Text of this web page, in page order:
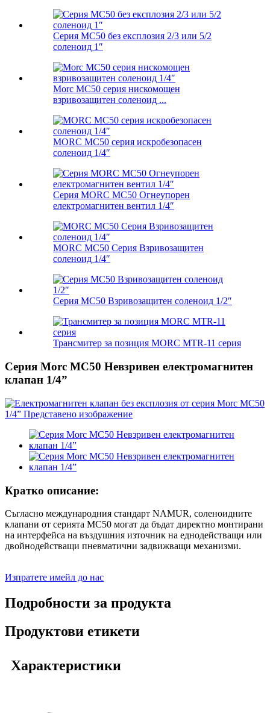
Серия MC50 без експлозия 2/3 или 5/2
соленоид 1″
Morc MC50 серия нискомощен
взривозащитен соленоид ...
MORC MC50 серия искробезопасен
соленоид 1/4″
Серия MORC MC50 Огнеупорен
електромагнитен вентил 1/4″
MORC MC50 Серия Взривозащитен
соленоид 1/4″
Серия MC50 Взривозащитен соленоид 1/2″
Трансмитер за позиция MORC MTR-11 серия
Серия Morc MC50 Невзривен електромагнитен
клапан 1/4”
Кратко описание:
Съгласно международния стандарт NAMUR, соленоидните
клапани от серията MC50 могат да бъдат директно монтирани
на интерфейса на въздушния източник на еднодействащи или
двойнодействащи пневматични задвижващи механизми.
Изпратете имейл до нас
Подробности за продукта
Продуктови етикети
Характеристики